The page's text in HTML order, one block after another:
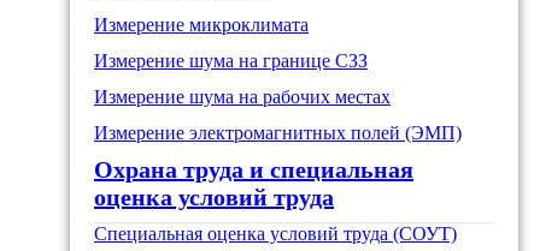
Измерение микроклимата
Измерение шума на границе СЗЗ
Измерение шума на рабочих местах
Измерение электромагнитных полей (ЭМП)
Охрана труда и специальная
оценка условий труда
Специальная оценка условий труда (СОУТ)